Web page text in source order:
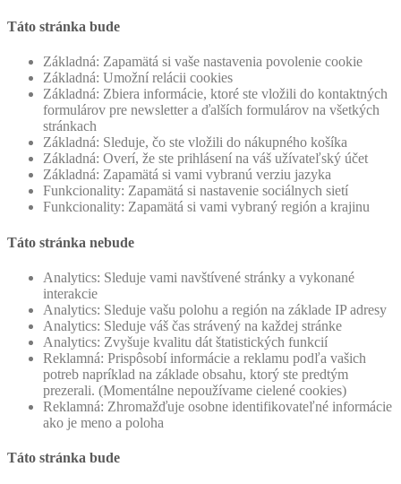
Táto stránka bude
Základná: Zapamätá si vaše nastavenia povolenie cookie
Základná: Umožní relácii cookies
Základná: Zbiera informácie, ktoré ste vložili do kontaktných
formulárov pre newsletter a ďalších formulárov na všetkých
stránkach
Základná: Sleduje, čo ste vložili do nákupného košíka
Základná: Overí, že ste prihlásení na váš užívateľský účet
Základná: Zapamätá si vami vybranú verziu jazyka
Funkcionality: Zapamätá si nastavenie sociálnych sietí
Funkcionality: Zapamätá si vami vybraný región a krajinu
Táto stránka nebude
Analytics: Sleduje vami navštívené stránky a vykonané
interakcie
Analytics: Sleduje vašu polohu a región na základe IP adresy
Analytics: Sleduje váš čas strávený na každej stránke
Analytics: Zvyšuje kvalitu dát štatistických funkcií
Reklamná: Prispôsobí informácie a reklamu podľa vašich
potreb napríklad na základe obsahu, ktorý ste predtým
prezerali. (Momentálne nepoužívame cielené cookies)
Reklamná: Zhromažďuje osobne identifikovateľné informácie
ako je meno a poloha
Táto stránka bude